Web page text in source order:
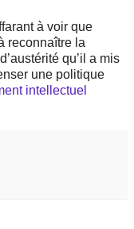
à voir que
reconnaître la
qu’il a mis
une politique
intellectuel